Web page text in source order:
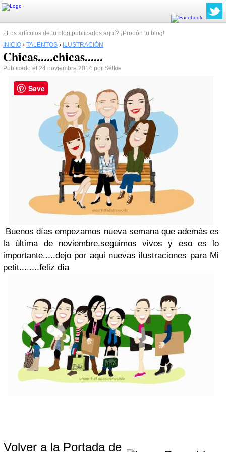
¿Los artículos de tu blog publicados aquí? ¡Propón tu blog!
INICIO › TALENTOS › ILUSTRACIÓN
Chicas.....chicas......
Publicado el 24 noviembre 2014 por Selkie
Buenos días empezamos nueva semana que además es
la última de noviembre,seguimos vivos y eso es lo
importante.....dejo por aqui nuevas ilustraciones para Mi
petit........feliz día
Volver a la Portada de
Save